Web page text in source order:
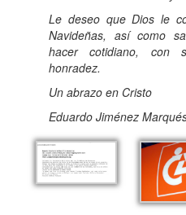
Le deseo que Dios le
Navideñas, así como
hacer cotidiano, con
honradez.
Un abrazo en Cristo
Eduardo Jiménez